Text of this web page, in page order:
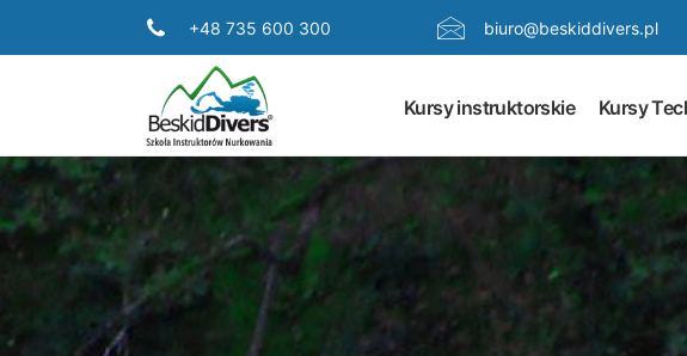
+48 735 600 300 biuro@beskiddivers.pl
Kursy instruktorskie Kursy